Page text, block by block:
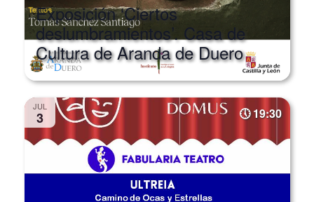
Exposición ‘Ciertos
deslumbramientos’. Casa de
Cultura de Aranda de Duero
JUL
3 19:30